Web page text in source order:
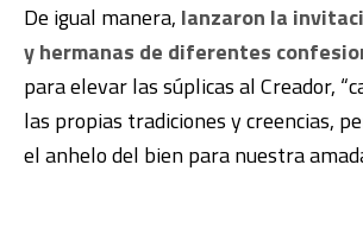
De igual manera, lanzaron la
y hermanas de diferentes
para elevar las súplicas al Creador,
las propias tradiciones y creencias,
el anhelo del bien para nuestra